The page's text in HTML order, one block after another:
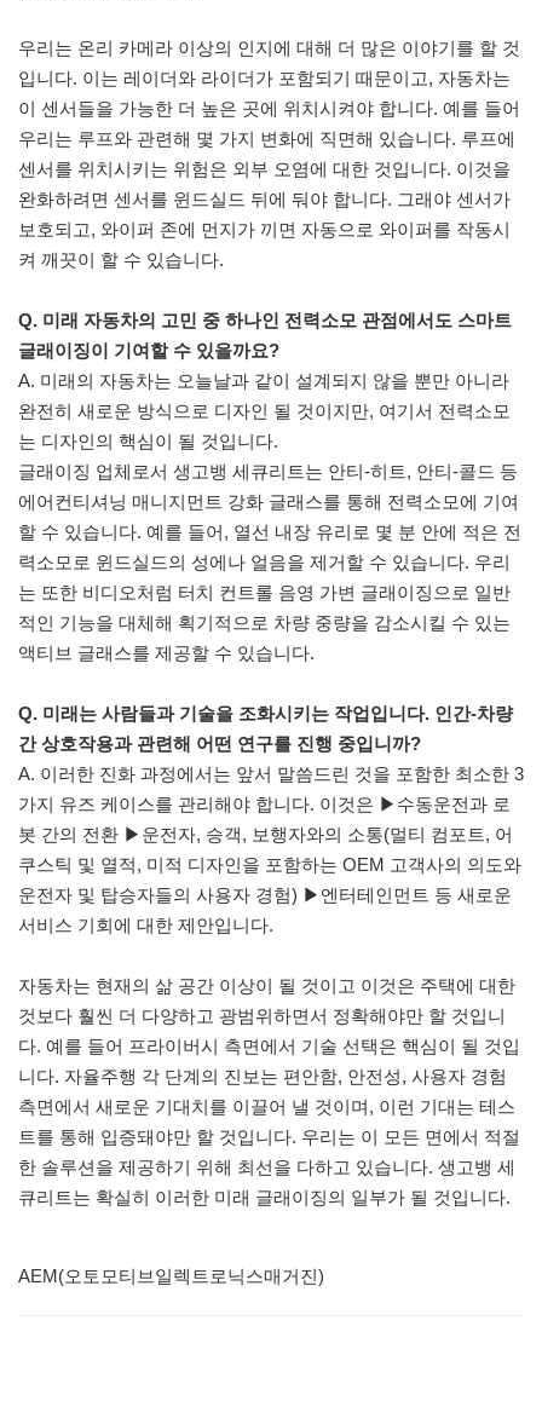
우리는 온리 카메라 이상의 인지에 대해 더 많은 이야기를 할 것
입니다. 이는 레이더와 라이더가 포함되기 때문이고, 자동차는
이 센서들을 가능한 더 높은 곳에 위치시켜야 합니다. 예를 들어
우리는 루프와 관련해 몇 가지 변화에 직면해 있습니다. 루프에
센서를 위치시키는 위험은 외부 오염에 대한 것입니다. 이것을
완화하려면 센서를 윈드실드 뒤에 둬야 합니다. 그래야 센서가
보호되고, 와이퍼 존에 먼지가 끼면 자동으로 와이퍼를 작동시
켜 깨끗이 할 수 있습니다.
Q. 미래 자동차의 고민 중 하나인 전력소모 관점에서도 스마트
글래이징이 기여할 수 있을까요?
A. 미래의 자동차는 오늘날과 같이 설계되지 않을 뿐만 아니라
완전히 새로운 방식으로 디자인 될 것이지만, 여기서 전력소모
는 디자인의 핵심이 될 것입니다.
글래이징 업체로서 생고뱅 세큐리트는 안티-히트, 안티-콜드 등
에어컨티셔닝 매니지먼트 강화 글래스를 통해 전력소모에 기여
할 수 있습니다. 예를 들어, 열선 내장 유리로 몇 분 안에 적은 전
력소모로 윈드실드의 성에나 얼음을 제거할 수 있습니다. 우리
는 또한 비디오처럼 터치 컨트롤 음영 가변 글래이징으로 일반
적인 기능을 대체해 획기적으로 차량 중량을 감소시킬 수 있는
액티브 글래스를 제공할 수 있습니다.
Q. 미래는 사람들과 기술을 조화시키는 작업입니다. 인간-차량
간 상호작용과 관련해 어떤 연구를 진행 중입니까?
A. 이러한 진화 과정에서는 앞서 말씀드린 것을 포함한 최소한 3
가지 유즈 케이스를 관리해야 합니다. 이것은 ▶수동운전과 로
봇 간의 전환 ▶운전자, 승객, 보행자와의 소통(멀티 컴포트, 어
쿠스틱 및 열적, 미적 디자인을 포함하는 OEM 고객사의 의도와
운전자 및 탑승자들의 사용자 경험) ▶엔터테인먼트 등 새로운
서비스 기회에 대한 제안입니다.
자동차는 현재의 삶 공간 이상이 될 것이고 이것은 주택에 대한
것보다 훨씬 더 다양하고 광범위하면서 정확해야만 할 것입니
다. 예를 들어 프라이버시 측면에서 기술 선택은 핵심이 될 것입
니다. 자율주행 각 단계의 진보는 편안함, 안전성, 사용자 경험
측면에서 새로운 기대치를 이끌어 낼 것이며, 이런 기대는 테스
트를 통해 입증돼야만 할 것입니다. 우리는 이 모든 면에서 적절
한 솔루션을 제공하기 위해 최선을 다하고 있습니다. 생고뱅 세
큐리트는 확실히 이러한 미래 글래이징의 일부가 될 것입니다.
AEM(오토모티브일렉트로닉스매거진)